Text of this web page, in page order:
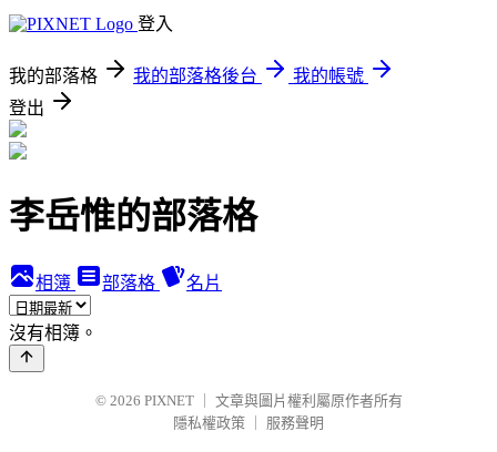
登入
我的部落格 我的部落格後台
我的帳號
登出
李岳惟的部落格
相簿 部落格 名片
沒有相簿。
© 2026 PIXNET
文章與圖片權利屬原作者所有
隱私權政策
服務聲明